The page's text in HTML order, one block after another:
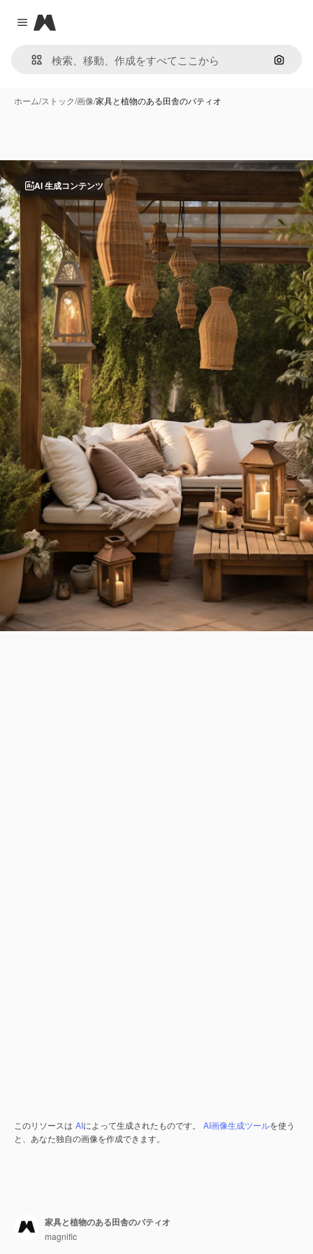
Close menu
Magnific
画像で
ホーム/ストック/画像/家具と植物のある田舎のパティオ
AI 生成コンテンツ
このリソースは AIによって生成されたものです。 AI画像生成ツールを使う
と、あなた独自の画像を作成できます。
家具と植物のある田舎のパティオ
magnific